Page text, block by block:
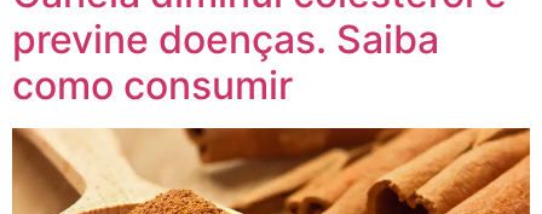
previne doenças. Saiba
como consumir